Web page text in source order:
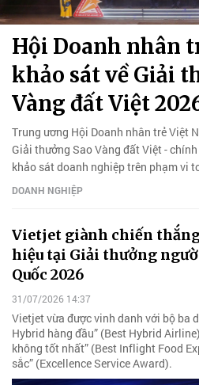
Hội Doanh nhân
khảo sát về Giải
Vàng đất Việt
Trung ương Hội Doanh nhân trẻ Việt
Giải thưởng Sao Vàng đất Việt -
khảo sát doanh nghiệp trên phạm vi
DOANH NGHIỆP
Vietjet giành chiến
hiệu tại Giải thưởng
Quốc 2026
31/07/2026 14:37
Vietjet vừa được vinh danh với bộ ba
Hybrid hàng đầu” (Best Hybrid
không tốt nhất” (Best Inflight Food
sắc” (Excellence Service Award).